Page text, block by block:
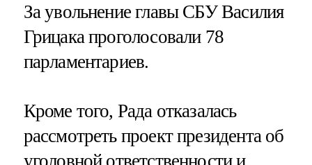
За увольнение главы СБУ Василия
Грицака проголосовали 78
парламентариев.
Кроме того, Рада отказалась
рассмотреть проект президента об
уголовной ответственности и